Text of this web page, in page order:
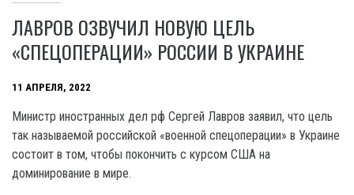
ЛАВРОВ ОЗВУЧИЛ НОВУЮ ЦЕЛЬ
«СПЕЦОПЕРАЦИИ» РОССИИ В УКРАИНЕ
11 АПРЕЛЯ, 2022
Министр иностранных дел рф Сергей Лавров заявил, что цель
так называемой российской «военной спецоперации» в Украине
состоит в том, чтобы покончить с курсом США на
доминирование в мире.